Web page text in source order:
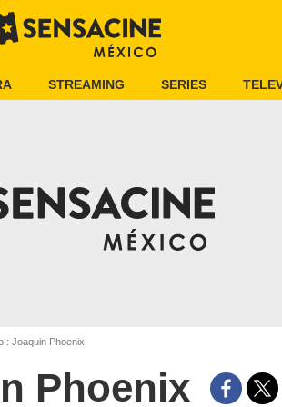
STREAMING SERIES
: Joaquin Phoenix
Phoenix